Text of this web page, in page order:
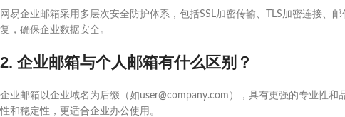
网易企业邮箱采用多层次安全防护体系，包括SSL加密传输、TLS加密连接、
复，确保企业数据安全。
2. 企业邮箱与个人邮箱有什么区别？
企业邮箱以企业域名为后缀（如user@company.com），具有更强的专业性
性和稳定性，更适合企业办公使用。